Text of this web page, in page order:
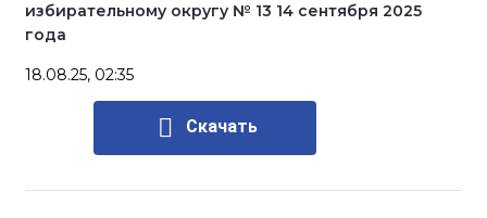
избирательному округу № 13 14 сентября 2025
года
18.08.25, 02:35
Скачать